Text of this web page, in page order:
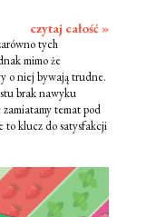
czytaj całość »
tych
mimo że
o niej bywają trudne.
brak nawyku
temat pod
to klucz do satysfakcji